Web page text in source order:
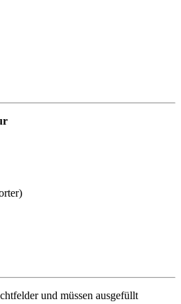
und müssen ausgefüllt